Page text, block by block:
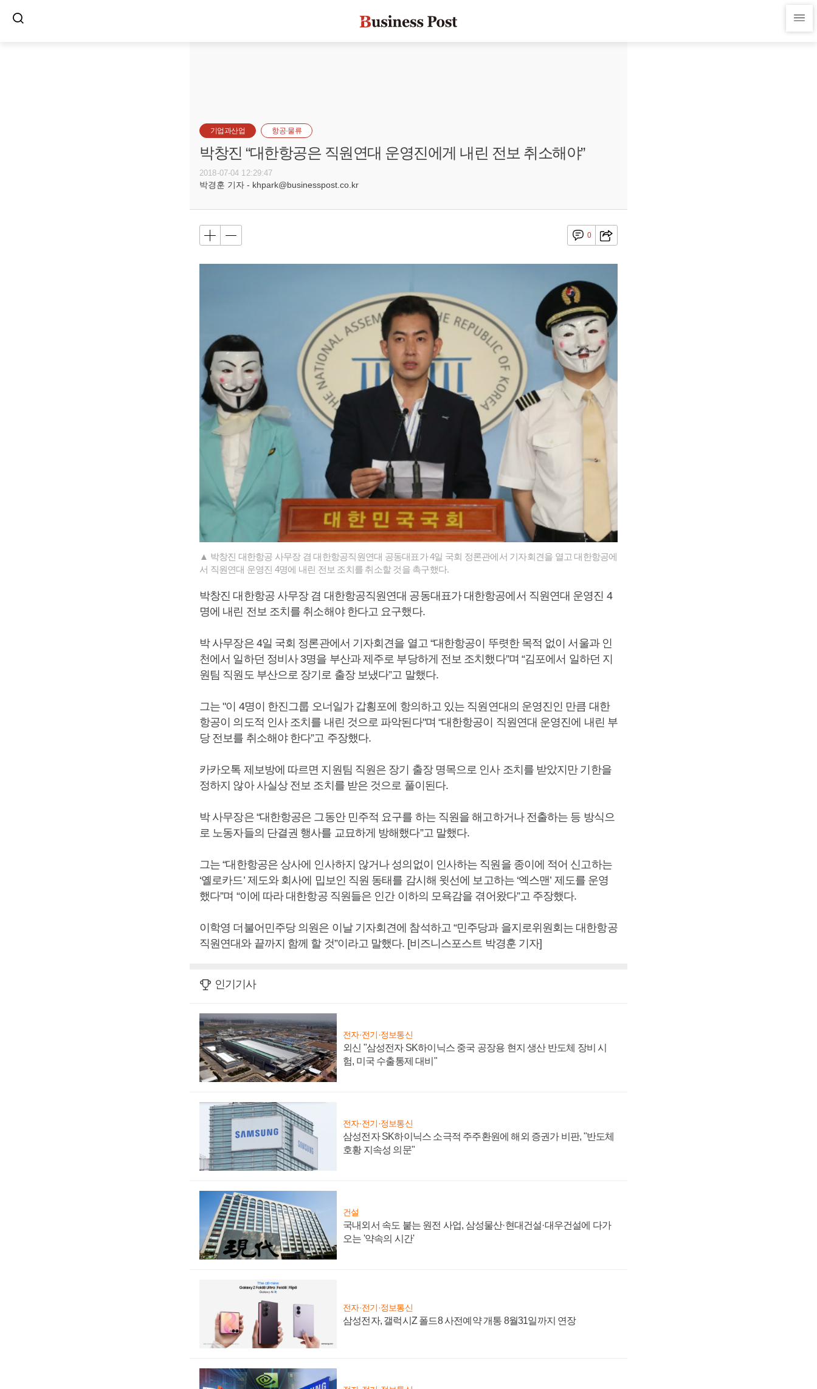
기업과산업 항공·물류
박창진 “대한항공은 직원연대 운영진에게 내린 전보 취소해야”
2018-07-04 12:29:47
박경훈 기자 - khpark@businesspost.co.kr
0
▲ 박창진 대한항공 사무장 겸 대한항공직원연대 공동대표가 4일 국회 정론관에서 기자회견을 열고 대한항공에
서 직원연대 운영진 4명에 내린 전보 조치를 취소할 것을 촉구했다.
박창진 대한항공 사무장 겸 대한항공직원연대 공동대표가 대한항공에서 직원연대 운영진 4
명에 내린 전보 조치를 취소해야 한다고 요구했다.
박 사무장은 4일 국회 정론관에서 기자회견을 열고 “대한항공이 뚜렷한 목적 없이 서울과 인
천에서 일하던 정비사 3명을 부산과 제주로 부당하게 전보 조치했다”며 “김포에서 일하던 지
원팀 직원도 부산으로 장기로 출장 보냈다”고 말했다.
그는 "이 4명이 한진그룹 오너일가 갑횡포에 항의하고 있는 직원연대의 운영진인 만큼 대한
항공이 의도적 인사 조치를 내린 것으로 파악된다"며 “대한항공이 직원연대 운영진에 내린 부
당 전보를 취소해야 한다”고 주장했다.
카카오톡 제보방에 따르면 지원팀 직원은 장기 출장 명목으로 인사 조치를 받았지만 기한을
정하지 않아 사실상 전보 조치를 받은 것으로 풀이된다.
박 사무장은 “대한항공은 그동안 민주적 요구를 하는 직원을 해고하거나 전출하는 등 방식으
로 노동자들의 단결권 행사를 교묘하게 방해했다”고 말했다.
그는 “대한항공은 상사에 인사하지 않거나 성의없이 인사하는 직원을 종이에 적어 신고하는
‘옐로카드’ 제도와 회사에 밉보인 직원 동태를 감시해 윗선에 보고하는 ‘엑스맨’ 제도를 운영
했다”며 “이에 따라 대한항공 직원들은 인간 이하의 모욕감을 겪어왔다”고 주장했다.
이학영 더불어민주당 의원은 이날 기자회견에 참석하고 “민주당과 을지로위원회는 대한항공
직원연대와 끝까지 함께 할 것”이라고 말했다. [비즈니스포스트 박경훈 기자]
인기기사
전자·전기·정보통신
외신 "삼성전자 SK하이닉스 중국 공장용 현지 생산 반도체 장비 시
험, 미국 수출통제 대비"
전자·전기·정보통신
삼성전자 SK하이닉스 소극적 주주환원에 해외 증권가 비판, "반도체
호황 지속성 의문"
건설
국내외서 속도 붙는 원전 사업, 삼성물산·현대건설·대우건설에 다가
오는 '약속의 시간'
전자·전기·정보통신
삼성전자, 갤럭시Z 폴드8 사전예약 개통 8월31일까지 연장